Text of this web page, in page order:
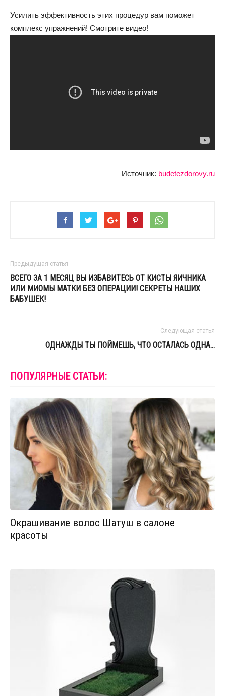
Усилить эффективность этих процедур вам поможет
комплекс упражнений! Смотрите видео!
Источник: budetezdorovy.ru
Предыдущая статья
ВСЕГО ЗА 1 МЕСЯЦ ВЫ ИЗБАВИТЕСЬ ОТ КИСТЫ ЯИЧНИКА
ИЛИ МИОМЫ МАТКИ БЕЗ ОПЕРАЦИИ! СЕКРЕТЫ НАШИХ
БАБУШЕК!
Следующая статья
ОДНАЖДЫ ТЫ ПОЙМЕШЬ, ЧТО ОСТАЛАСЬ ОДНА…
ПОПУЛЯРНЫЕ СТАТЬИ:
Окрашивание волос Шатуш в салоне
красоты